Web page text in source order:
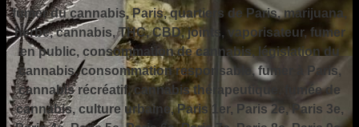
fumer du cannabis, Paris, quartiers de Paris, marijuana,
herbe, cannabis, THC, CBD, joints, vaporisateur, fumer
en public, consommation de cannabis, législation du
cannabis, consommation responsable, fumer à Paris,
cannabis récréatif, cannabis thérapeutique, fumée de
cannabis, culture urbaine, Paris 1er, Paris 2e, Paris 3e,